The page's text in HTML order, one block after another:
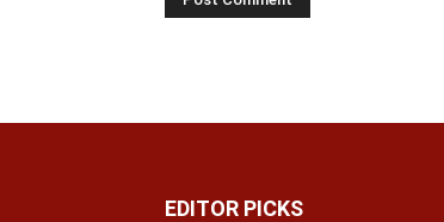
EDITOR PICKS